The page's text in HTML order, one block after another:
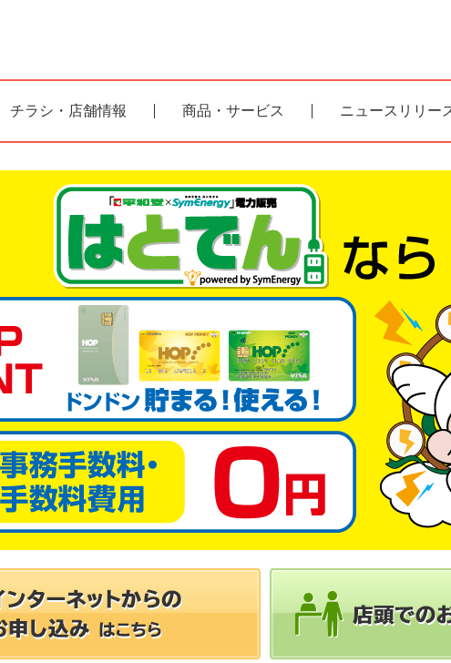
チラシ・店舗情報 商品・サービス ニュースリリー